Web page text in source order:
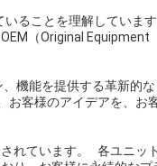
いることを理解していま
（Original Equipment
機能を提供する革新的
客様のアイデアを、お
れています。 各ユニッ